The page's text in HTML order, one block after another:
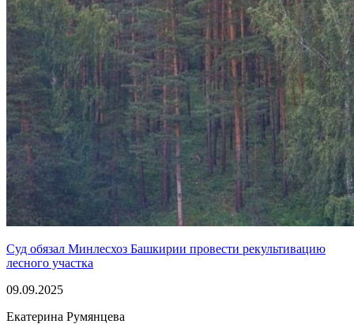
Суд обязал Минлесхоз Башкирии провести рекультивацию
лесного участка
09.09.2025
Екатерина Румянцева